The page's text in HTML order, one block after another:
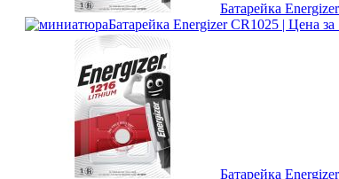
Батарейка
Батарейка Energizer CR1025 | Цена
Батарейка